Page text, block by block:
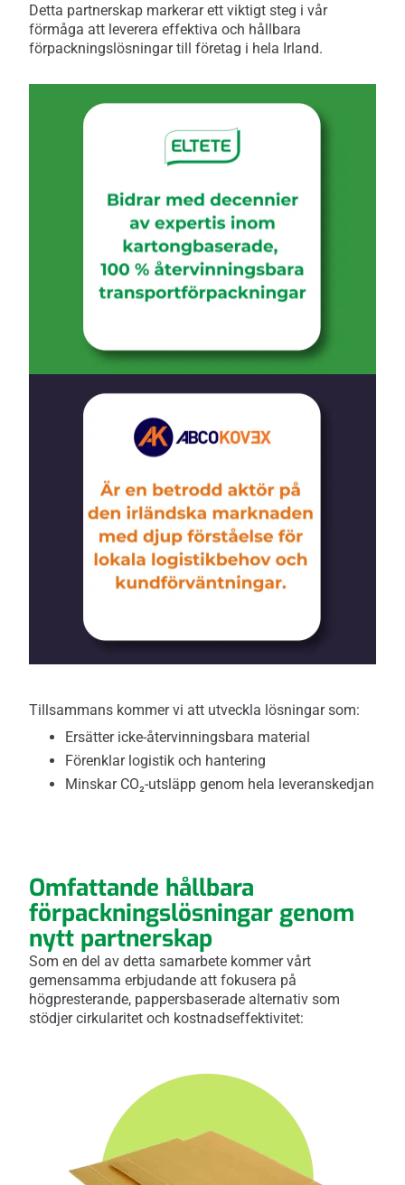
Detta partnerskap markerar ett viktigt steg i vår
förmåga att leverera effektiva och hållbara
förpackningslösningar till företag i hela Irland.
Tillsammans kommer vi att utveckla lösningar som:
Ersätter icke-återvinningsbara material
Förenklar logistik och hantering
Minskar CO₂-utsläpp genom hela leveranskedjan
Omfattande hållbara
förpackningslösningar genom
nytt partnerskap
Som en del av detta samarbete kommer vårt
gemensamma erbjudande att fokusera på
högpresterande, pappersbaserade alternativ som
stödjer cirkularitet och kostnadseffektivitet: